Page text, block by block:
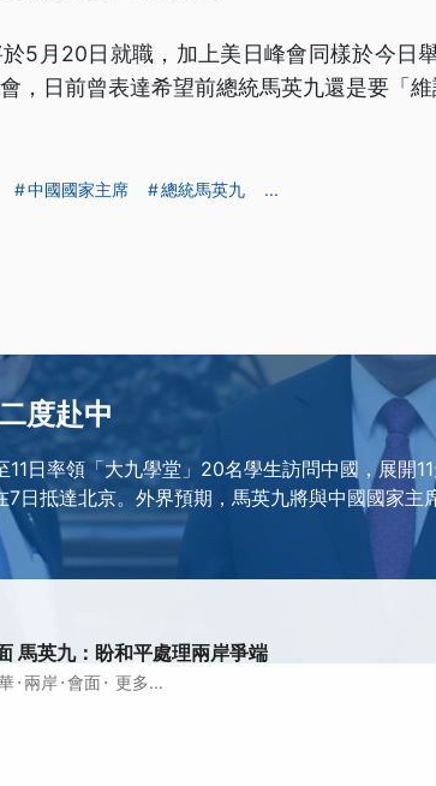
5月20日就職，加上美日峰會同樣於今日
，日前曾表達希望前總統馬英九還是要「維
中國國家主席 總統馬英九 ...
度赴中
11日率領「大九學堂」20名學生訪問中國，展開
7日抵達北京。外界預期，馬英九將與中國國家主
馬英九：盼和平處理兩岸爭端
· 兩岸·會面· 更多...